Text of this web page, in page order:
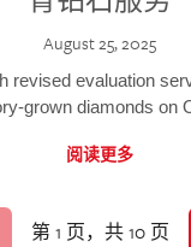
August 25, 2025
revised evaluation
grown diamonds on
阅读更多
第 1 页，共 10 页